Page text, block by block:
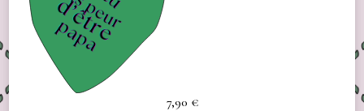
7,90 €